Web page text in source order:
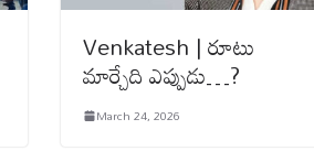
Venkatesh | రూటు
మార్చేది ఎప్పుడు…?
March 24, 2026